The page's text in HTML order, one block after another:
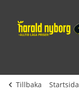
Tillbaka Startsida